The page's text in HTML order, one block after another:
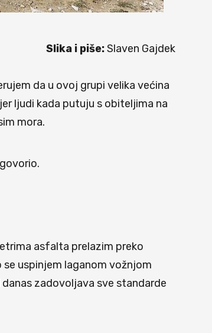
Slika i piše:Slaven Gajdek
da u ovoj grupi velika većina
ljudi kada putuju s obiteljima na
mora.
asfalta prelazim preko
uspinjem laganom vožnjom
danas zadovoljava sve standarde